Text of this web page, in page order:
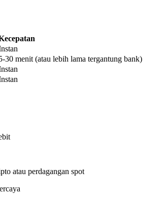
30 menit (atau lebih lama tergantung bank)
atau perdagangan spot